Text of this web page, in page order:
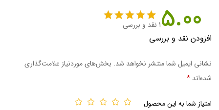
5.00 امتیاز5.00
از 5 امتیاز
1
مشتری
1 نقد و بررسی
افزودن نقد و بررسی
نشانی ایمیل شما منتشر نخواهد شد. بخش‌های موردنیاز علامت‌گذاری
شده‌اند *
امتیاز شما به این محصول